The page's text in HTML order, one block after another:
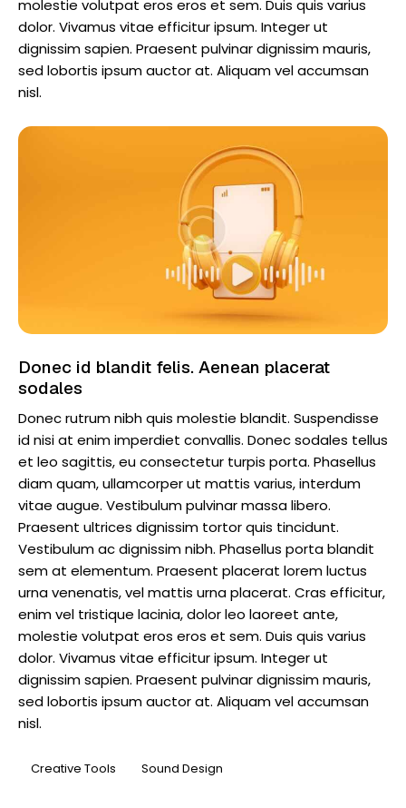
molestie volutpat eros eros et sem. Duis quis varius
dolor. Vivamus vitae efficitur ipsum. Integer ut
dignissim sapien. Praesent pulvinar dignissim mauris,
sed lobortis ipsum auctor at. Aliquam vel accumsan
nisl.
Donec id blandit felis. Aenean placerat
sodales
Donec rutrum nibh quis molestie blandit. Suspendisse
id nisi at enim imperdiet convallis. Donec sodales tellus
et leo sagittis, eu consectetur turpis porta. Phasellus
diam quam, ullamcorper ut mattis varius, interdum
vitae augue. Vestibulum pulvinar massa libero.
Praesent ultrices dignissim tortor quis tincidunt.
Vestibulum ac dignissim nibh. Phasellus porta blandit
sem at elementum. Praesent placerat lorem luctus
urna venenatis, vel mattis urna placerat. Cras efficitur,
enim vel tristique lacinia, dolor leo laoreet ante,
molestie volutpat eros eros et sem. Duis quis varius
dolor. Vivamus vitae efficitur ipsum. Integer ut
dignissim sapien. Praesent pulvinar dignissim mauris,
sed lobortis ipsum auctor at. Aliquam vel accumsan
nisl.
Creative Tools Sound Design